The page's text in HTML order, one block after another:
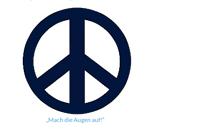
„Mach die Augen auf!“